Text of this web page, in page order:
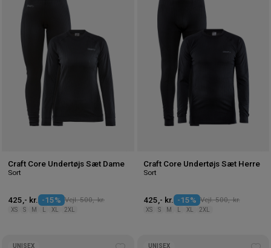
ønskeliste
Craft Core Undertøjs Sæt Dame
Sort
425,- kr. -15% Vejl. 500,- kr.
XS S M XL 2XL
Craft Core Undertøjs Sæt Herre
Sort
425,- kr. -15% Vejl. 500,- kr.
XS S M XL 2XL
UNISEX UNISEX